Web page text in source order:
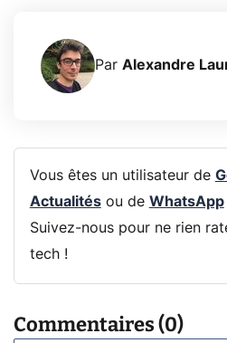
Par Alexandre
Vous êtes un utilisateur de
Actualitésou de WhatsApp
Suivez-nous pour ne rien
tech !
Commentaires (0)